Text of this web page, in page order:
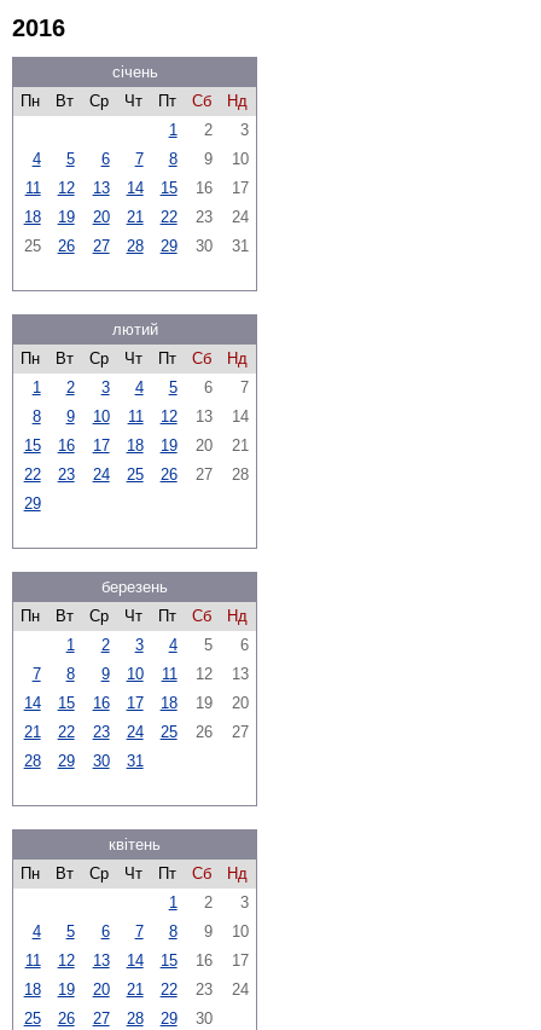
2016
січень
Пн
Вт Ср Чт Пт Сб
Нд
1
2
3
4
5 6 7 8 9
10
11
12 13 14 15 16
17
18
19 20 21 22 23
24
25
26 27 28 29 30 31
лютий
Пн
Вт Ср Чт Пт Сб
Нд
1
2 3 4 5 6
7
8
9 10 11 12 13
14
15
16 17 18 19 20
21
22
23 24 25 26 27
28
29
березень
Пн
Вт Ср Чт Пт Сб
Нд
1
2 3 4 5
6
7
8 9 10 11 12
13
14
15 16 17 18 19
20
21
22 23 24 25 26
27
28
29 30 31
квітень
Пн
Вт Ср Чт Пт Сб
Нд
1
2
3
4
5 6 7 8 9
10
11
12 13 14 15 16
17
18
19 20 21 22 23
24
25
26 27 28 29 30